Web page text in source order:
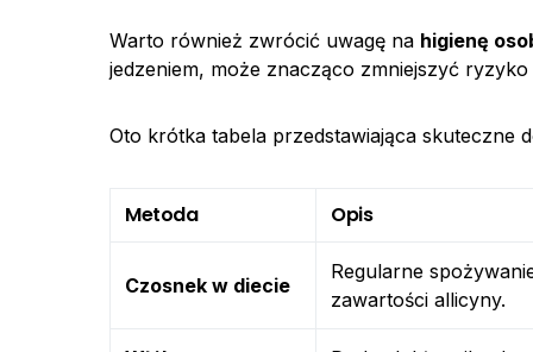
Warto również zwrócić uwagę na higienę
jedzeniem, może znacząco zmniejszyć
Oto krótka tabela przedstawiająca skuteczne
Metoda Opis
Czosnek w diecie
Regularne
zawartości allicyny.